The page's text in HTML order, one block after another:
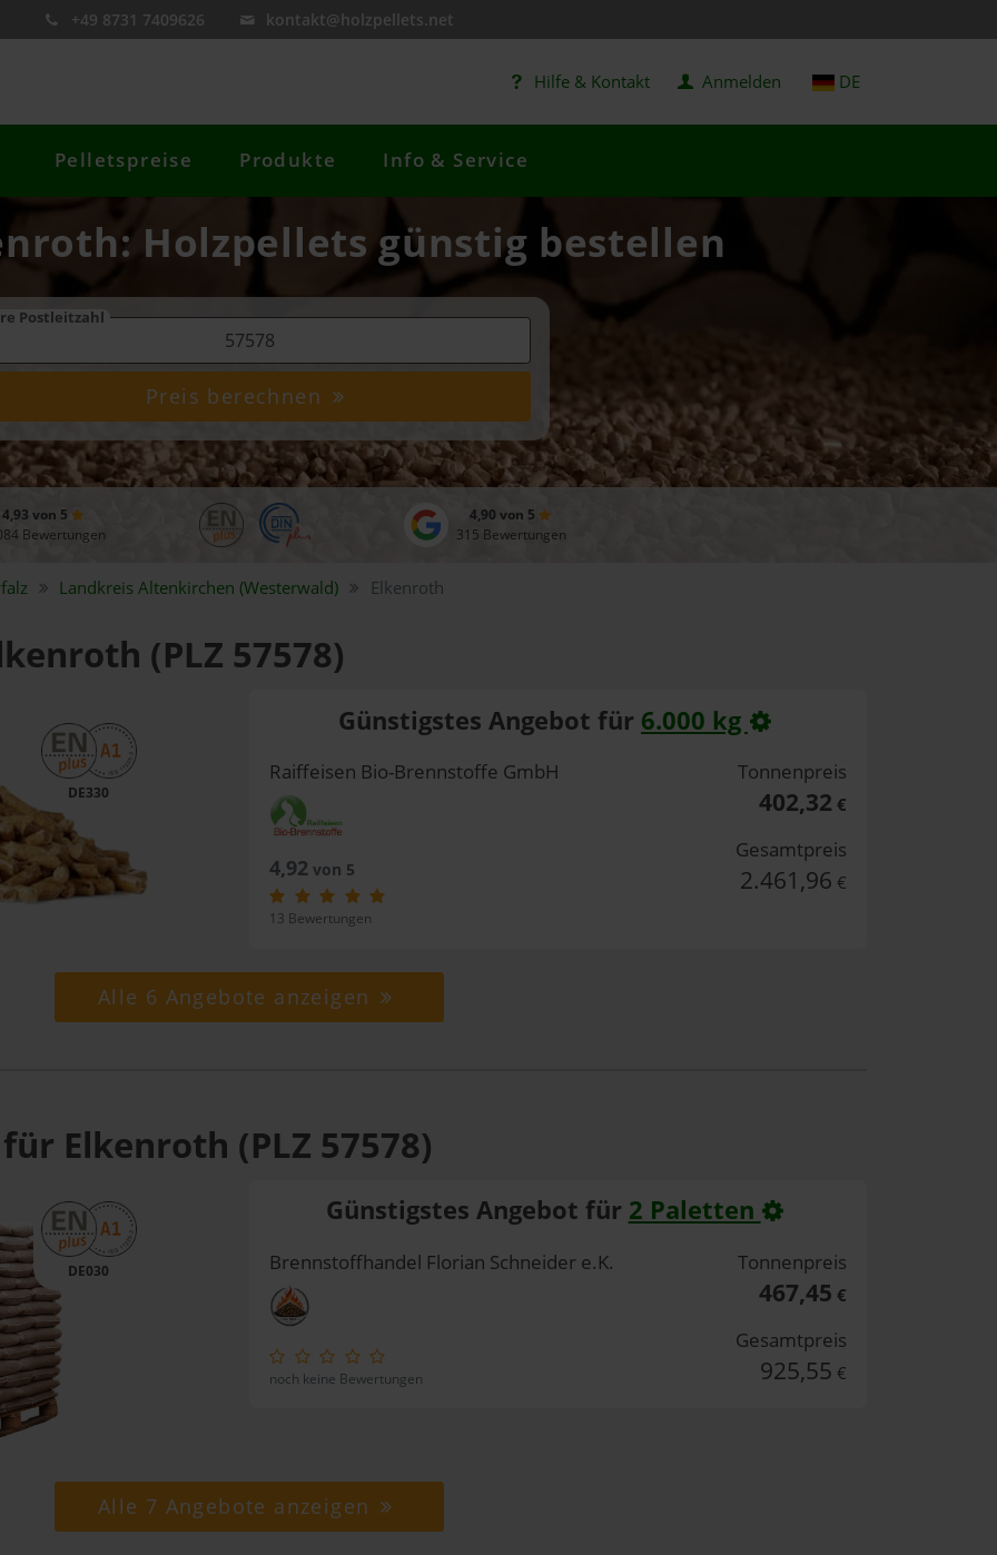
+49 8731 7409626 kontakt@holzpellets.net
Hilfe & Kontakt Anmelden DE
Pelletspreise Produkte Info & Service
Holzpellets günstig bestellen
Postleitzahl
Preis berechnen
4,93 von 5
Bewertungen
4,90 von 5
315 Bewertungen
LandkreisAltenkirchen (Westerwald) Elkenroth
(PLZ 57578)
DE330
Günstigstes Angebot für 6.000 kg
Raiffeisen Bio-Brennstoffe GmbH
4,92von 5
13 Bewertungen
Tonnenpreis
402,32 €
Gesamtpreis
2.461,96 €
Alle 6 Angebote anzeigen
Elkenroth (PLZ 57578)
DE030
Günstigstes Angebot für 2 Paletten
Brennstoffhandel Florian Schneider e.K.
noch keine Bewertungen
Tonnenpreis
467,45 €
Gesamtpreis
925,55 €
Alle 7 Angebote anzeigen